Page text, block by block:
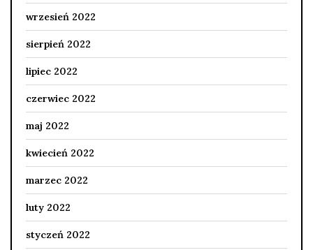
wrzesień 2022
sierpień 2022
lipiec 2022
czerwiec 2022
maj 2022
kwiecień 2022
marzec 2022
luty 2022
styczeń 2022